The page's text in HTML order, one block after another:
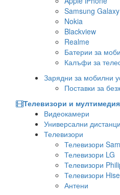
Samsung Galaxy
Nokia
Blackview
Realme
Батерии за
Калъфи за
Зарядни за мобилни
Поставки за
Телевизори и мултимедия
Видеокамери
Универсални
Телевизори
Телевизори
Телевизори LG
Телевизори
Телевизори
Антени